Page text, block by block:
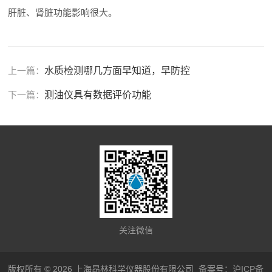
肝脏、肾脏功能影响很大。
上一篇： 水质检测哪几方面早知道，早防控
下一篇：测油仪具有数据评价功能
关注微信
版权所有 © 2026 上海昂林科学仪器股份有限公司备案号：沪ICP备